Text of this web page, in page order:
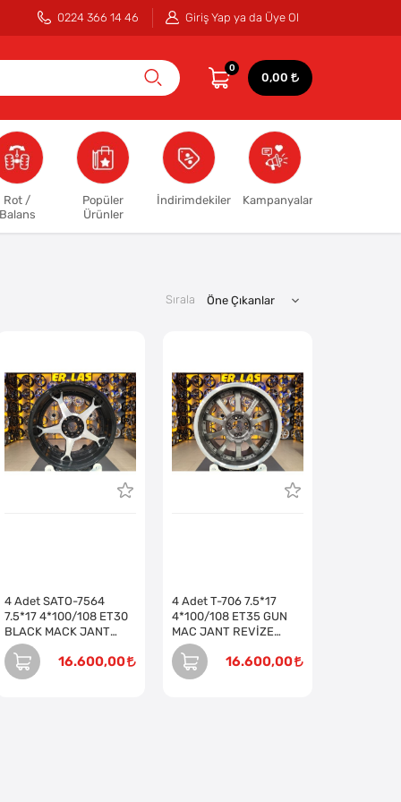
0224 366 14 46 Giriş Yap ya da Üye Ol
0
0,00
Rot /
Balans
Popüler
Ürünler
İndirimdekiler Kampanyalar
Sırala
4 Adet SATO-7564
7.5*17 4*100/108 ET30
BLACK MACK JANT
REVİZE EDİLMİŞ (Takım)
16.600,00
4 Adet T-706 7.5*17
4*100/108 ET35 GUN
MAC JANT REVİZE
EDİLMİŞ (Takım)
16.600,00